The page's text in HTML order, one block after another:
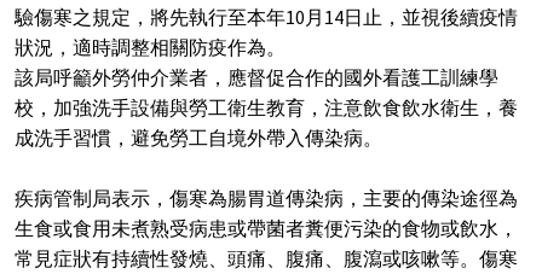
驗傷寒之規定，將先執行至本年10月14日止，並視後續疫情
狀況，適時調整相關防疫作為。
該局呼籲外勞仲介業者，應督促合作的國外看護工訓練學
校，加強洗手設備與勞工衛生教育，注意飲食飲水衛生，養
成洗手習慣，避免勞工自境外帶入傳染病。
疾病管制局表示，傷寒為腸胃道傳染病，主要的傳染途徑為
生食或食用未煮熟受病患或帶菌者糞便污染的食物或飲水，
常見症狀有持續性發燒、頭痛、腹痛、腹瀉或咳嗽等。傷寒